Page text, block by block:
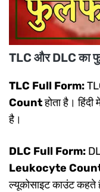
TLC और DLC का
TLC Full Form:
Countहोता है।
है।
DLC Full Form:
Leukocyte
ल्यूकोसाइट काउंट कहते